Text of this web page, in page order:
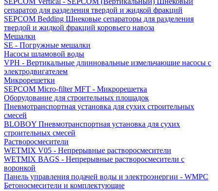
сепаратор для разделения твердой и жидкой фракций
SEPCOM Bedding Шнековые сепараторы для разделения
твердой и жидкой фракций коровьего навоза
Мешалки
SE - Погружные мешалки
Насосы шламовой воды
VPH - Вертикальные длинновальные измельчающие насосы с
электродвигателем
Микрорешетки
SEPCOM Micro-filter MFT - Микрорешетка
Оборудование для строительных площадок
Пневмотранспортная установка для сухих строительных
смесей
BLOBOY Пневмотранспортная установка для сухих
строительных смесей
Растворосмесители
WETMIX V05 - Непрерывные растворосмесители
WETMIX BAGS - Непрерывные растворосмесители с
воронкой
Панель управления подачей воды и электроэнергии - WMPC
Бетоносмесители и комплектующие